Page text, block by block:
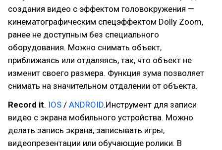
создания видео с эффектом головокружения —
кинематографическим спецэффектом Dolly Zoom,
ранее не доступным без специального
оборудования. Можно снимать объект,
приближаясь или отдаляясь, так, что объект не
изменит своего размера. Функция зума позволяет
снимать на значительном отдалении от объекта.
Record it. IOS / ANDROID.Инструмент для записи
видео с экрана мобильного устройства. Можно
делать запись экрана, записывать игры,
видеопрезентации или обучающие ролики. В